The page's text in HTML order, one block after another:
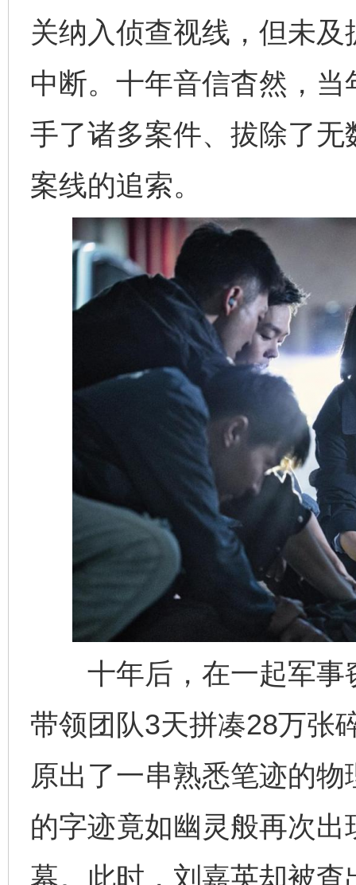
关纳入侦查视线，但未
中断。十年音信杳然，
手了诸多案件、拔除了无
案线的追索。
十年后，在一起军事
带领团队3天拼凑28万张
原出了一串熟悉笔迹的
的字迹竟如幽灵般再次
幕。此时，刘嘉英却被